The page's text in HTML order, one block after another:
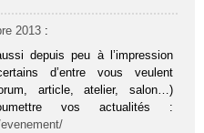
2013 :
depuis peu à l’impression
d’entre vous veulent
article, atelier, salon…)
vos actualités :